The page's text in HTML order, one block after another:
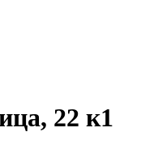
22 к1